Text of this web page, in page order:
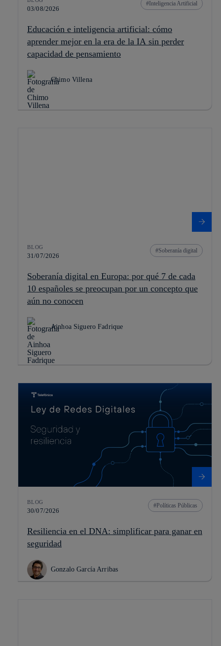
03/08/2026
Inteligencia Artificial
Educación e inteligencia artificial: cómo
aprender mejor en la era de la IA sin perder
capacidad de pensamiento
Chimo Villena
BLOG
31/07/2026
Soberanía digital
Soberanía digital en Europa: por qué 7 de cada
10 españoles se preocupan por un concepto que
aún no conocen
Ainhoa Siguero Fadrique
BLOG
30/07/2026
Políticas Públicas
Resiliencia en el DNA: simplificar para ganar en
seguridad
Gonzalo García Arribas